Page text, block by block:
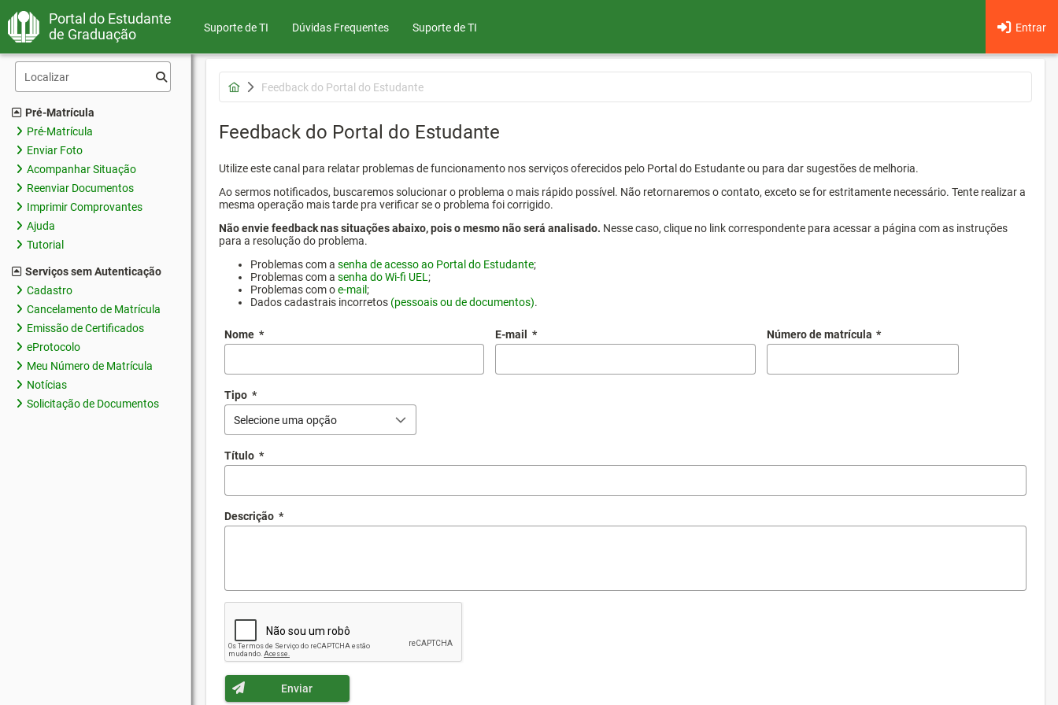
Portal do Estudante
de Graduação
Suporte de TI Dúvidas Frequentes Entrar
Suporte de TI
Pré-Matrícula
Pré-Matrícula
Enviar Foto
Acompanhar Situação
Reenviar Documentos
Imprimir Comprovantes
Ajuda
Tutorial
Serviços sem Autenticação
Cadastro
Cancelamento de Matrícula
Emissão de Certificados
eProtocolo
Meu Número de Matrícula
Notícias
Solicitação de Documentos
Feedback do Portal do Estudante
Feedback do Portal do Estudante
Utilize este canal para relatar problemas de funcionamento nos serviços oferecidos pelo Portal do Estudante ou para dar sugestões de melhoria.
Ao sermos notificados, buscaremos solucionar o problema o mais rápido possível. Não retornaremos o contato, exceto se for estritamente necessário. Tente realizar a
mesma operação mais tarde pra verificar se o problema foi corrigido.
Não envie feedback nas situações abaixo, pois o mesmo não será analisado. Nesse caso, clique no link correspondente para acessar a página com as instruções
para a resolução do problema.
Problemas com a senha de acesso ao Portal do Estudante;
Problemas com a senha do Wi-fi UEL ;
Problemas com oe-mail;
Dados cadastrais incorretos (pessoais ou de documentos).
Nome * E-mail * Número de matrícula *
Tipo *
Selecione uma opção
Título *
Descrição *
Enviar